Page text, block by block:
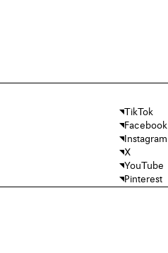
TikTok
Facebook
Instagram
X
YouTube
Pinterest